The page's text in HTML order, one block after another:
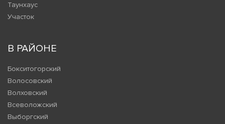
Таунхаус
Участок
В РАЙОНЕ
Бокситогорский
Волосовский
Волховский
Всеволожский
Выборгский